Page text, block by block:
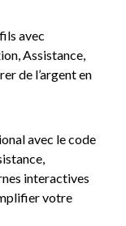
avec
Assistance,
de l’argent en
avec le code
interactives
votre